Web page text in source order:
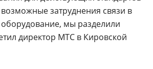
затруднения связи в
мы разделили
директор МТС в Кировской